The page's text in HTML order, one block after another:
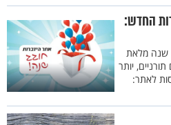
החדש:
שנה מלאת
יותר
לאתר: